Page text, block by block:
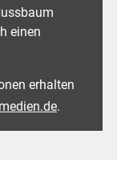
einen
erhalten
.